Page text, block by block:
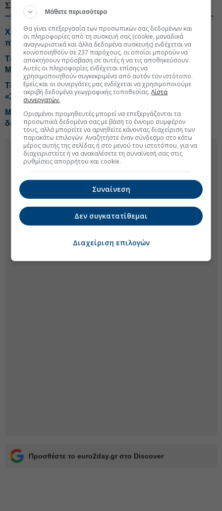
ΣΧΕΤΙΚΑ ΘΕΜΑΤΑ
Χρηματιστήριο: Ποιες μετοχές και κλάδοι έχουν ακόμη
περιθώρια ανόδου
Τι «κρατά» η βιομηχανία από τη συνάντηση με
Μητσοτάκη
ΤΕΧΑΝ- ENVIPCO: Τεράστιος τζίρος από τα μικρά
«Σπιτάκια Ανακύκλωσης»
Metlen: Γκάζι σε τέσσερις άξονες με στόχο EBITDA 2
δισ. ευρω
Προσθέστε το euro2day.gr στο Discover
Μάθετε περισσότερα
Θα γίνει επεξεργασία των προσωπικών σας δεδομένων και
οι πληροφορίες από τη συσκευή σας (cookie, μοναδικά
αναγνωριστικά και άλλα δεδομένα συσκευής) ενδέχεται να
κοινοποιηθούν σε 237 παρόχους, οι οποίοι μπορούν να
αποκτήσουν πρόσβαση σε αυτές ή να τις αποθηκεύσουν.
Αυτές οι πληροφορίες ενδέχεται επίσης να
χρησιμοποιηθούν συγκεκριμένα από αυτόν τον ιστότοπο.
Εμείς και οι συνεργάτες μας ενδέχεται να χρησιμοποιούμε
ακριβή δεδομένα γεωγραφικής τοποθεσίας.Λίστα
συνεργατών.
Ορισμένοι προμηθευτές μπορεί να επεξεργάζονται τα
προσωπικά δεδομένα σας με βάση το έννομο συμφέρον
τους, αλλά μπορείτε να αρνηθείτε κάνοντας διαχείριση των
παρακάτω επιλογών. Αναζητήστε έναν σύνδεσμο στο κάτω
μέρος αυτής της σελίδας ή στο μενού του ιστοτόπου, για να
διαχειριστείτε ή να ανακαλέσετε τη συναίνεσή σας στις
ρυθμίσεις απορρήτου και cookie.
Συναίνεση
Δεν συγκατατίθεμαι
Διαχείριση επιλογών